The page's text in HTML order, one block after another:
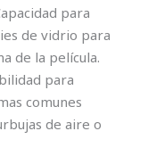
para
de vidrio para
de la película.
para
comunes
de aire o